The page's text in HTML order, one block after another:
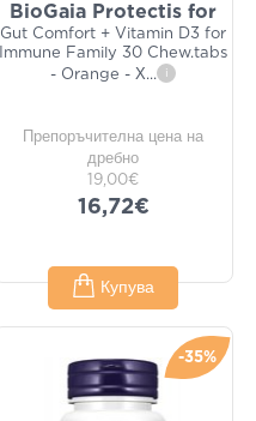
BioGaia Protectis for
Gut Comfort + Vitamin D3 for
Immune Family 30 Chew.tabs
- Orange - Х... i
Препоръчителна цена на
дребно
19,00€
16,72€
Купува
-35%